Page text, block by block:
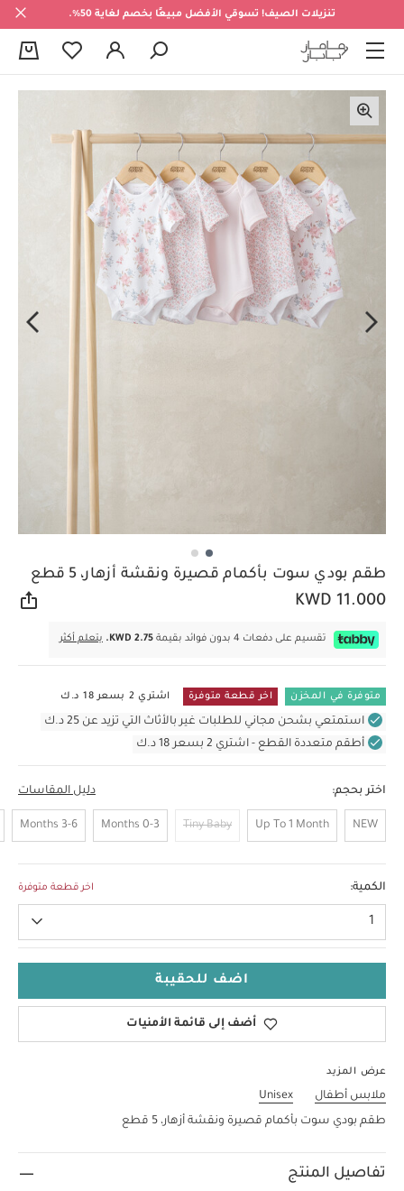
تنزيلات الصيف! تسوقي الأفضل مبيعًا بخصم لغاية 50%.
طقم بودي سوت بأكمام قصيرة ونقشة أزهار، 5 قطع
KWD 11.000
تقسيم على دفعات 4 بدون فوائد بقيمة KWD 2.75. يتعلم أكثر
متوفرة في المخزن اخر قطعة متوفرة اشتري 2 بسعر 18 د.ك
استمتعي بشحن مجاني للطلبات غير بالأثاث التي تزيد عن 25 د.ك
أطقم متعددة القطع - اشتري 2 بسعر 18 د.ك
اختر بحجم: دليل المقاسات
NEW
Up To 1 Month
Tiny Baby
0-3 Months
3-6 Months
الكمية: اخر قطعة متوفرة
1
اضف للحقيبة
أضف إلى قائمة الأمنيات
عرض المزيد
ملابس أطفال
Unisex
طقم بودي سوت بأكمام قصيرة ونقشة أزهار، 5 قطع
تفاصيل المنتج